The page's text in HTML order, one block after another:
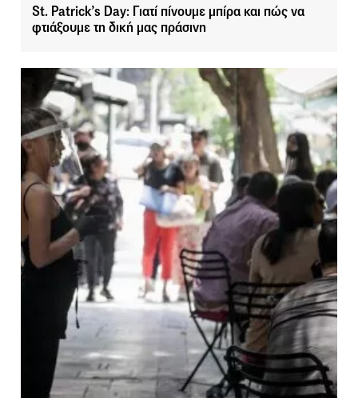
St. Patrick’s Day: Γιατί πίνουμε μπίρα και πώς να
φτιάξουμε τη δική μας πράσινη